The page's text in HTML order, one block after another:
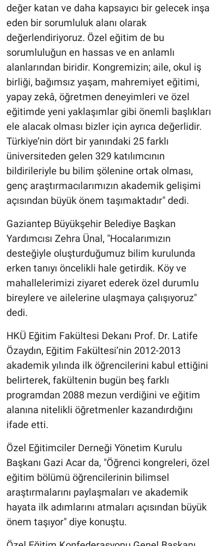
değer katan ve daha kapsayıcı bir gelecek inşa
eden bir sorumluluk alanı olarak
değerlendiriyoruz. Özel eğitim de bu
sorumluluğun en hassas ve en anlamlı
alanlarından biridir. Kongremizin; aile, okul iş
birliği, bağımsız yaşam, mahremiyet eğitimi,
yapay zekâ, öğretmen deneyimleri ve özel
eğitimde yeni yaklaşımlar gibi önemli başlıkları
ele alacak olması bizler için ayrıca değerlidir.
Türkiye’nin dört bir yanındaki 25 farklı
üniversiteden gelen 329 katılımcının
bildirileriyle bu bilim şölenine ortak olması,
genç araştırmacılarımızın akademik gelişimi
açısından büyük önem taşımaktadır" dedi.
Gaziantep Büyükşehir Belediye Başkan
Yardımcısı Zehra Ünal, "Hocalarımızın
desteğiyle oluşturduğumuz bilim kurulunda
erken tanıyı öncelikli hale getirdik. Köy ve
mahallelerimizi ziyaret ederek özel durumlu
bireylere ve ailelerine ulaşmaya çalışıyoruz"
dedi.
HKÜ Eğitim Fakültesi Dekanı Prof. Dr. Latife
Özaydın, Eğitim Fakültesi’nin 2012-2013
akademik yılında ilk öğrencilerini kabul ettiğini
belirterek, fakültenin bugün beş farklı
programdan 2088 mezun verdiğini ve eğitim
alanına nitelikli öğretmenler kazandırdığını
ifade etti.
Özel Eğitimciler Derneği Yönetim Kurulu
Başkanı Gazi Acar da, "Öğrenci kongreleri, özel
eğitim bölümü öğrencilerinin bilimsel
araştırmalarını paylaşmaları ve akademik
hayata ilk adımlarını atmaları açısından büyük
önem taşıyor" diye konuştu.